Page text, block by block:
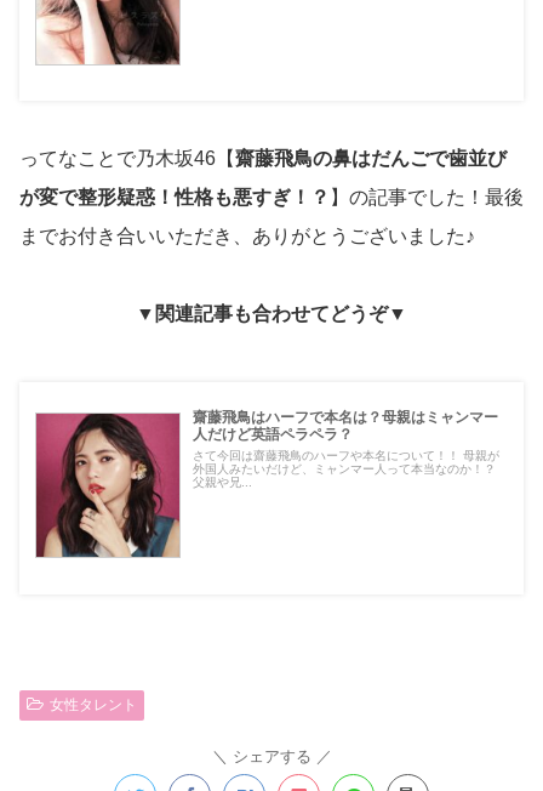
ってなことで乃木坂46【齋藤飛鳥の鼻はだんごで歯並び
が変で整形疑惑！性格も悪すぎ！？ 】の記事でした！最後
までお付き合いいただき、ありがとうございました♪
▼関連記事も合わせてどうぞ▼
齋藤飛鳥はハーフで本名は？母親はミャンマー
人だけど英語ペラペラ？
さて今回は齋藤飛鳥のハーフや本名について！！ 母親が
外国人みたいだけど、ミャンマー人って本当なのか！？
父親や兄...
女性タレント
シェアする